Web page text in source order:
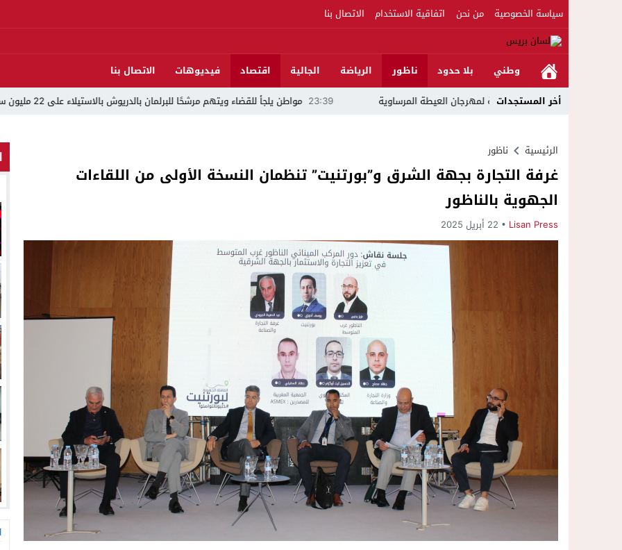
سياسة الخصوصية من نحن اتفاقية الاستخدام الاتصال بنا
وطني بلا حدود ناظور الرياضة الجالية اقتصاد فيديوهات
الاتصال بنا
أخر المستجدات23:39 مواطن يلجأ للقضاء ويتهم مرشحًا للبرلمان بالدريوش بالاستيلاء على 22 مليون سنتيم 22:45 جمعية الجالية للنقل العيطة المرساوية
الرئيسية ناظور
غرفة التجارة بجهة الشرق و”بورتنيت” تنظمان النسخة الأولى من اللقاءات
الجهوية بالناظور
Lisan Press 22 أبريل 2025